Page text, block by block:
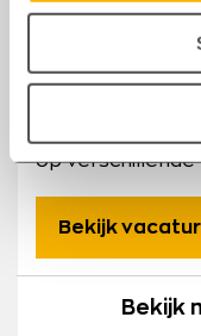
of de zaak naar
op verschillende
Bekijk
Bekijk